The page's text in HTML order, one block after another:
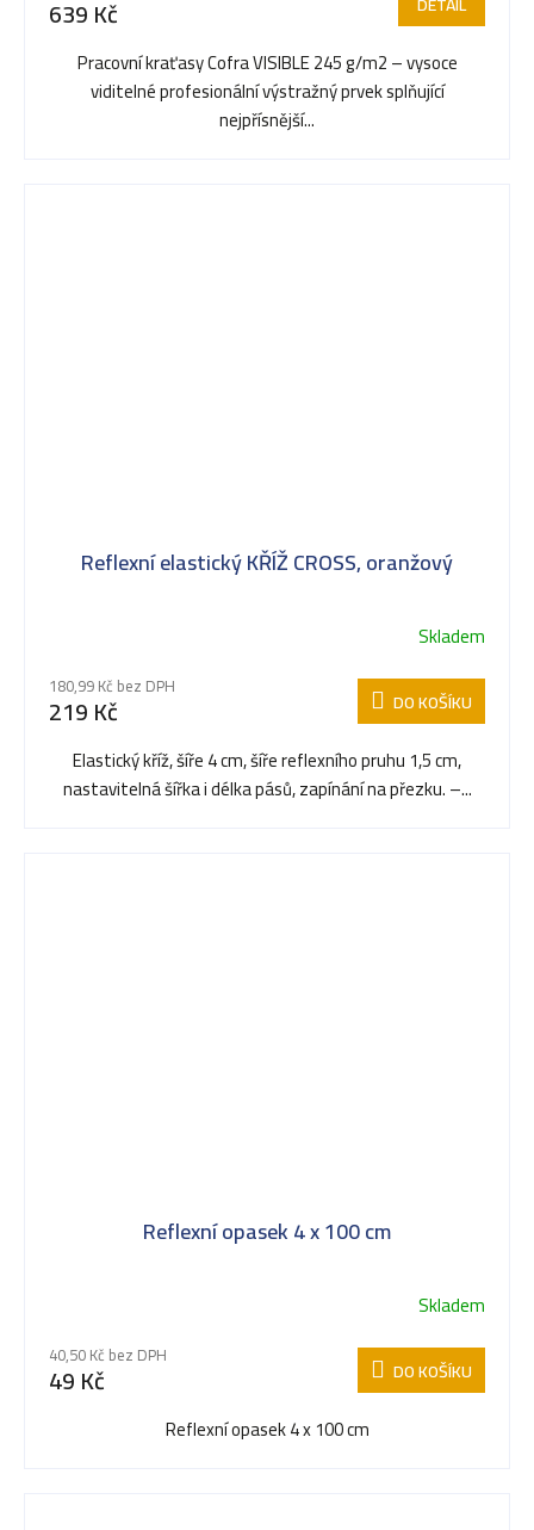
639 Kč
Pracovní kraťasy Cofra VISIBLE 245 g/m2 – vysoce
viditelné profesionální výstražný prvek splňující
nejpřísnější...
Reflexní elastický KŘÍŽ CROSS, oranžový
Skladem
180,99 Kč bez DPH
219 Kč DO KOŠÍKU
Elastický kříž, šíře 4 cm, šíře reflexního pruhu 1,5 cm,
nastavitelná šířka i délka pásů, zapínání na přezku. –...
Reflexní opasek 4 x 100 cm
Skladem
40,50 Kč bez DPH
49 Kč DO KOŠÍKU
Reflexní opasek 4 x 100 cm